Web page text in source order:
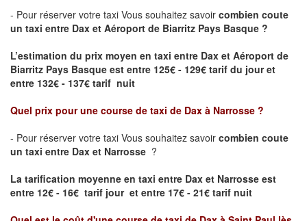
- Pour réserver votre taxi Vous souhaitez savoir combien coute
un taxi entre Dax et Aéroport de Biarritz Pays Basque ?
L’estimation du prix moyen en taxi entre Dax et Aéroport de
Biarritz Pays Basque est entre 125€ - 129€ tarif du jour et
entre 132€ - 137€ tarif nuit
Quel prix pour une course de taxi de Dax à Narrosse ?
- Pour réserver votre taxi Vous souhaitez savoir combien coute
un taxi entre Dax et Narrosse ?
La tarification moyenne en taxi entre Dax et Narrosse est
entre 12€ - 16€ tarif jour et entre 17€ - 21€ tarif nuit